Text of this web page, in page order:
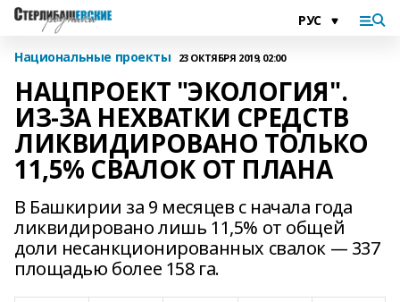
Национальные проекты 23 ОКТЯБРЯ 2019, 02:00
НАЦПРОЕКТ "ЭКОЛОГИЯ".
ИЗ-ЗА НЕХВАТКИ СРЕДСТВ
ЛИКВИДИРОВАНО ТОЛЬКО
11,5% СВАЛОК ОТ ПЛАНА
В Башкирии за 9 месяцев с начала года
ликвидировано лишь 11,5% от общей
доли несанкционированных свалок — 337
площадью более 158 га.